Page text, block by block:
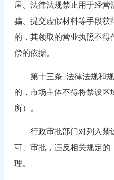
屋、法律法规禁止用于经
骗、提交虚假材料等手段获
的，其领取的营业执照不得
偿的依据。
第十三条 法律法规和
的，市场主体不得将禁设区
所）。
行政审批部门对列入禁
可、审批，违反相关规定的
理。